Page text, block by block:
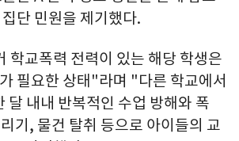
단 민원을 제기했다.
학교폭력 전력이 있는 해당 학생은
필요한 상태"라며 "다른 학교에서
달 내내 반복적인 수업 방해와 폭
기, 물건 탈취 등으로 아이들의 교